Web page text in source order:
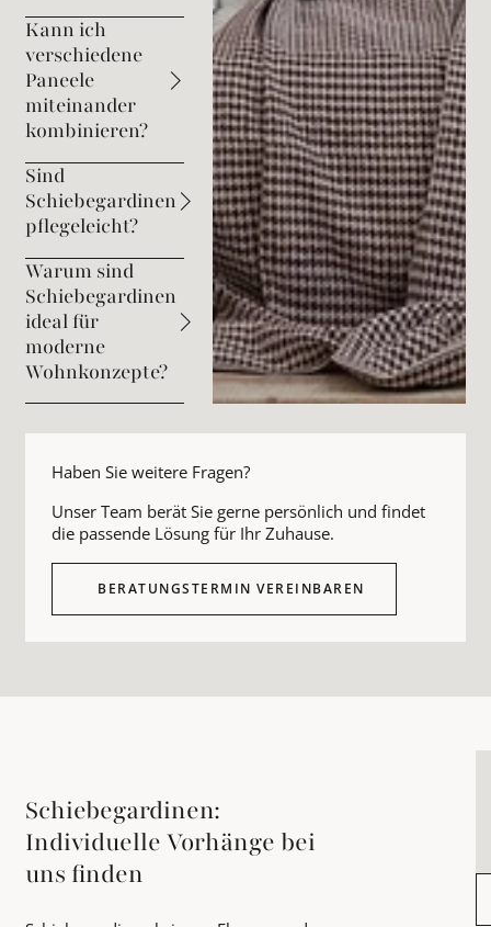
Kann ich
verschiedene
Paneele
miteinander
kombinieren?
Sind
Schiebegardinen
pflegeleicht?
Warum sind
Schiebegardinen
ideal für
moderne
Wohnkonzepte?
Haben Sie weitere Fragen?
Unser Team berät Sie gerne persönlich und findet
die passende Lösung für Ihr Zuhause.
BERATUNGSTERMIN VEREINBAREN
Schiebegardinen:
Individuelle Vorhänge bei
uns finden